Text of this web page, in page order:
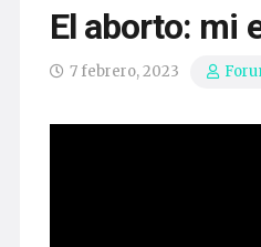
El aborto: mi
7 febrero, 2023